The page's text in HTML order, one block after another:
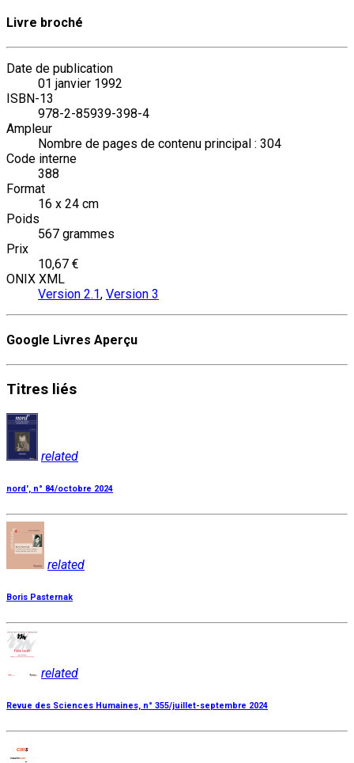
Livre broché
Date de publication
01 janvier 1992
ISBN-13
978-2-85939-398-4
Ampleur
Nombre de pages de contenu principal : 304
Code interne
388
Format
16 x 24 cm
Poids
567 grammes
Prix
10,67 €
ONIX XML
Version 2.1, Version 3
Google Livres Aperçu
Titres liés
related
nord', n° 84/octobre 2024
related
Boris Pasternak
related
Revue des Sciences Humaines, n° 355/juillet-septembre 2024